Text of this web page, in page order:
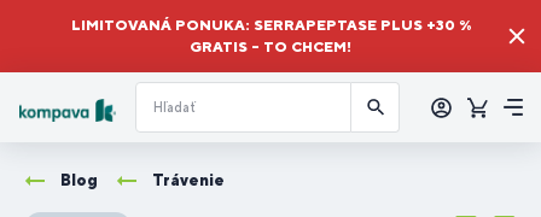
LIMITOVANÁ PONUKA: SERRAPEPTASE PLUS +30 %
GRATIS – TO CHCEM!
sa
Košík
Blog Trávenie